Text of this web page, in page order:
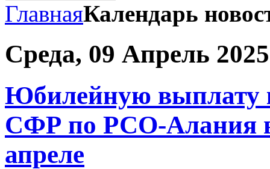
ГлавнаяКалендарь
Среда, 09 Апрель 2025
Юбилейную выплату
СФР по РСО-Алания
апреле